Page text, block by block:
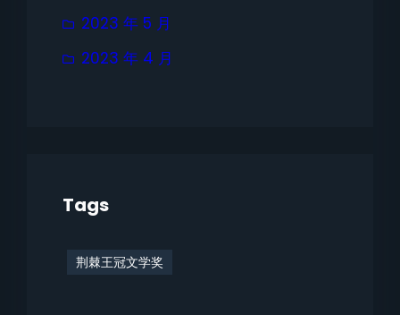
2023 年 5 月
2023 年 4 月
Tags
荆棘王冠文学奖